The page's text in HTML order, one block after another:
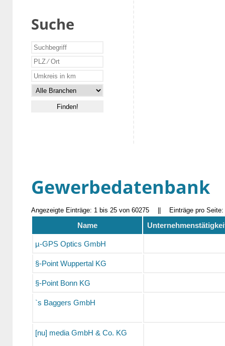
Suche
Gewerbedatenbank
Angezeigte Einträge: 1 bis 25 von 60275 Einträge pro Seite:
Name
µ-GPS Optics GmbH
§-Point Wuppertal KG
§-Point Bonn KG
`s Baggers GmbH
[nu] media GmbH & Co. KG